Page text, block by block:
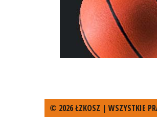
© 2026 ŁZKOSZ | WSZYSTKIE